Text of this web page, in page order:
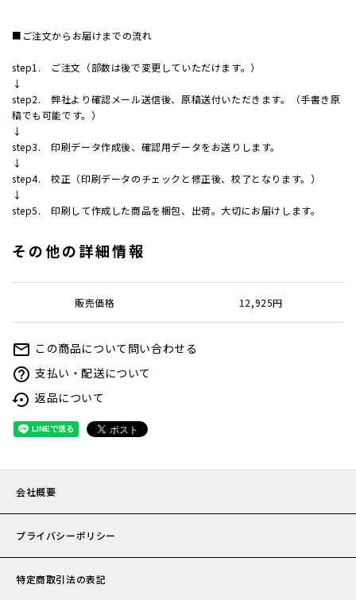
サイズ
■ご注文からお届けまでの流れ
step1. ご注文（部数は後で変更していただけます。）
↓
step2. 弊社より確認メール送信後、原稿送付いただきます。（手書き原
稿でも可能です。）
↓
step3. 印刷データ作成後、確認用データをお送りします。
↓
step4. 校正（印刷データのチェックと修正後、校了となります。）
↓
step5. 印刷して作成した商品を梱包、出荷。大切にお届けします。
その他の詳細情報
販売価格 12,925円
mail_outline この商品について問い合わせる
help_outline 支払い・配送について
settings_backup_restore 返品について
会社概要
プライバシーポリシー
特定商取引法の表記